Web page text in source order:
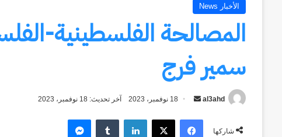
الأخبار News
المصالحة الفلسطينية-
سمير فرج
al3ahd
أرسل
إلكترونيا
18 نوفمبر، 2023 آخر تحديث: 18 نوفمبر، 2023
شاركها
فيسبوك‫X لينكدإن
‏Tumblr ماسنجر